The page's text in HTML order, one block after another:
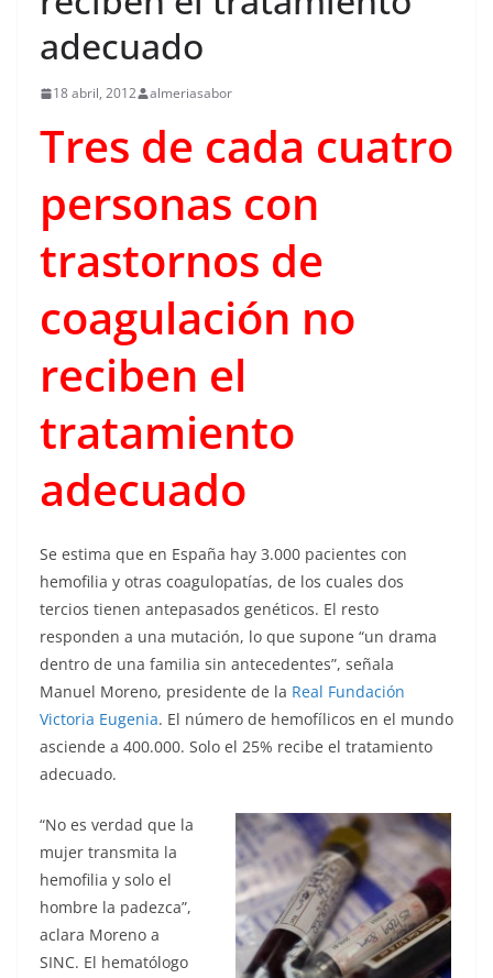
adecuado
18 abril, 2012 almeriasabor
Tres de cada cuatro
personas con
trastornos de
coagulación no
reciben el
tratamiento
adecuado
Se estima que en España hay 3.000 pacientes con
hemofilia y otras coagulopatías, de los cuales dos
tercios tienen antepasados genéticos. El resto
responden a una mutación, lo que supone “un drama
dentro de una familia sin antecedentes”, señala
Manuel Moreno, presidente de la Real Fundación
Victoria Eugenia. El número de hemofílicos en el mundo
asciende a 400.000. Solo el 25% recibe el tratamiento
adecuado.
“No es verdad que la
mujer transmita la
hemofilia y solo el
hombre la padezca”,
aclara Moreno a
SINC. El hematólogo